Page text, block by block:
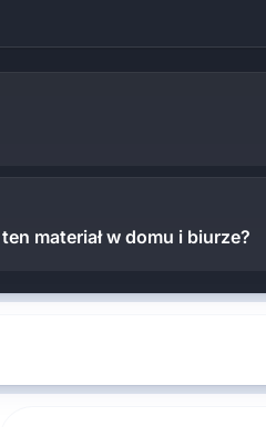
materiał w domu i biurze?